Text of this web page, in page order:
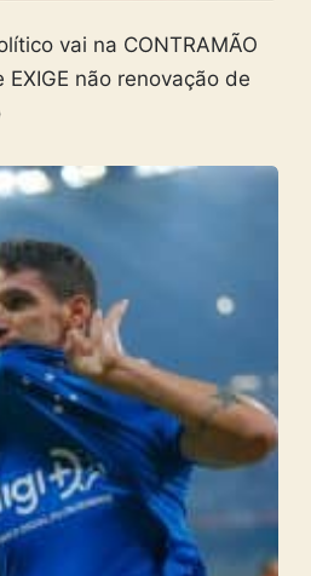
vai na CONTRAMÃO
não renovação de